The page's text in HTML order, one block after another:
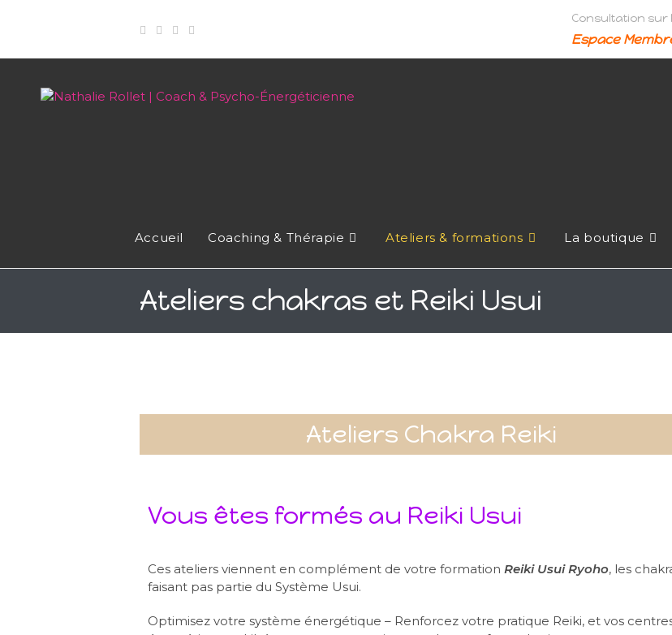
Consultation sur
Espace
Accueil Coaching & Thérapie Ateliers & formations La boutique
Ateliers chakras et Reiki Usui
Ateliers Chakra Reiki
Vous êtes formés au Reiki Usui
Ces ateliers viennent en complément de votre formation Reiki Usui Ryoho, les
faisant pas partie du Système Usui.
Optimisez votre système énergétique – Renforcez votre pratique Reiki, et vos